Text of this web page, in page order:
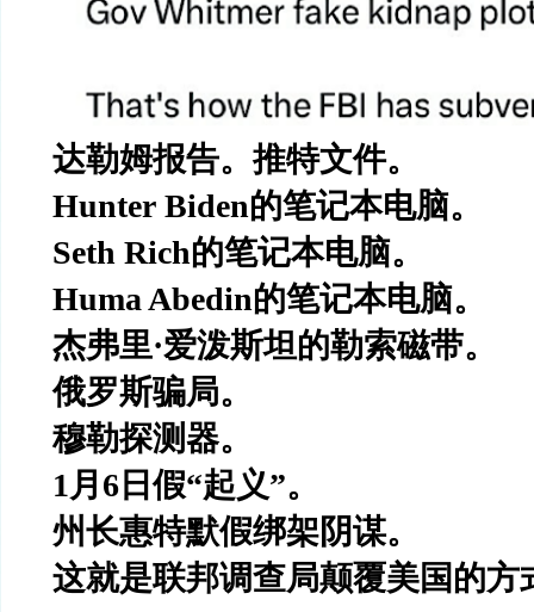
达勒姆报告。推特文件。
Hunter Biden的笔记本电脑。
Seth Rich的笔记本电脑。
Huma Abedin的笔记本电脑。
杰弗里·爱泼斯坦的勒索磁带。
俄罗斯骗局。
穆勒探测器。
1月 6 日假“起义”。
州长惠特默假绑架阴谋。
这就是联邦调查局颠覆美国的方